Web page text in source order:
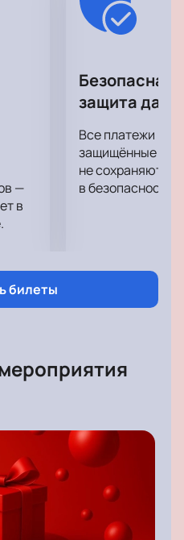
впечатления от
любимой группы!
—
в
Безопасная
защита
Все платежи
защищённые
не сохраняются
в безопасности.
билеты